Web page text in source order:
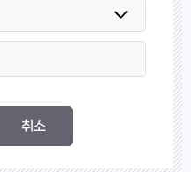
취소